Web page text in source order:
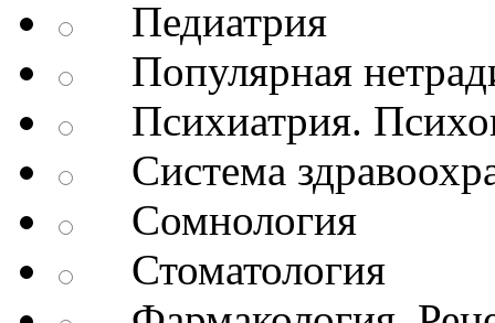
Педиатрия
Популярная
Психиатрия.
Система
Сомнология
Стоматология